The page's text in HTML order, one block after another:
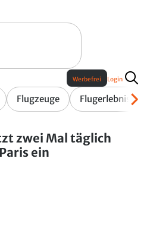
Flugzeuge Flugerlebnis
Werbefrei Login
zwei Mal täglich
ein